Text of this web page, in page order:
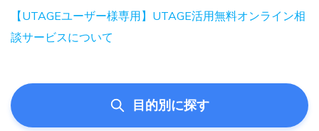
【UTAGEユーザー様専用】UTAGE活用無料オンライン相
談サービスについて
目的別に探す